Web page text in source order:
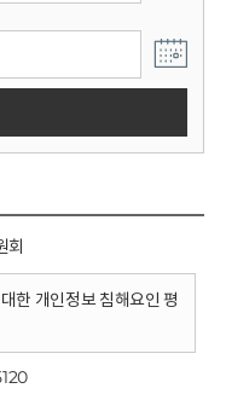
회
한 개인정보 침해요인 평